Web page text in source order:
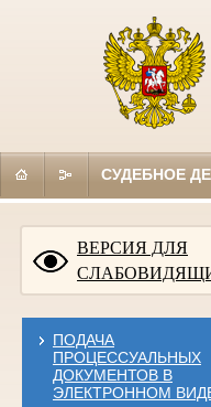
СУДЕБНОЕ
ВЕРСИЯ ДЛЯ
ПОДАЧА
ПРОЦЕССУАЛЬНЫХ
ДОКУМЕНТОВ В
ЭЛЕКТРОННОМ